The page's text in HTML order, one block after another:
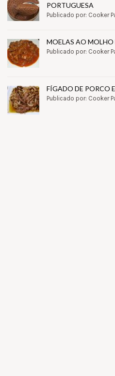
PORTUGUESA
Publicado por: Cooker
MOELAS AO MOLHO
Publicado por: Cooker
FÍGADO DE PORCO
Publicado por: Cooker